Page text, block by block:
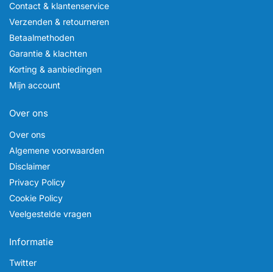
Contact & klantenservice
Verzenden & retourneren
Betaalmethoden
Garantie & klachten
Korting & aanbiedingen
Mijn account
Over ons
Over ons
Algemene voorwaarden
Disclaimer
Privacy Policy
Cookie Policy
Veelgestelde vragen
Informatie
Twitter